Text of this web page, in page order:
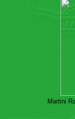
Martini